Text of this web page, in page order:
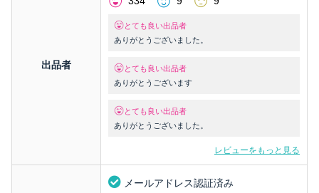
出品者
とても良い出品者
ありがとうございました。
とても良い出品者
ありがとうございます
とても良い出品者
ありがとうございました。
レビューをもっと見る
メールアドレス認証済み